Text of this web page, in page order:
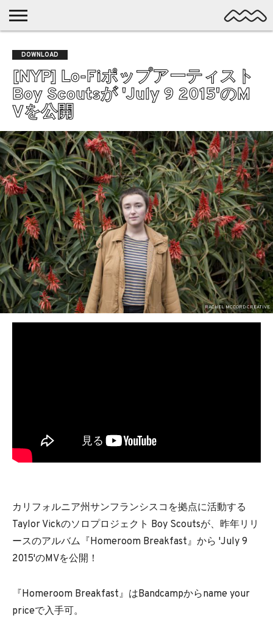
MUSIC
LATEST
POSTS
SPOTLIGHT
NYP
/ DL
DISCOVERY
ROCK
POP
ALTERNATIVE
ELECTRONIC
SSW
PSYCH
DREAMPOP
POSTPUNK
LO-
FI
GARAGE
EXPERIMENTAL
SYNTHPOP
PUNK
SHOEGAZE
SOUL
BEDROOM
R&B
DOWNLOAD
[NYP] Lo-Fiポップアーティスト
Boy Scoutsが 'July 9 2015'のM
Vを公開
RACHEL MCCORD CREATIVE
カリフォルニア州サンフランシスコを拠点に活動する
Taylor Vickのソロプロジェクト Boy Scoutsが、昨年リリ
ースのアルバム『Homeroom Breakfast』から 'July 9
2015'のMVを公開！
『Homeroom Breakfast』はBandcampからname your
priceで入手可。